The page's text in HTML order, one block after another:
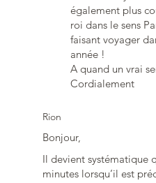
également plus
roi dans le sens
faisant voyager
année !
A quand un vrai
Cordialement
Rion
Bonjour,
Il devient systématique
minutes lorsqu’il est